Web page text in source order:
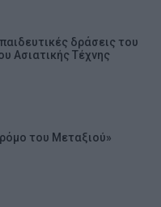
δράσεις του
Ασιατικής Τέχνης
του Μεταξιού»